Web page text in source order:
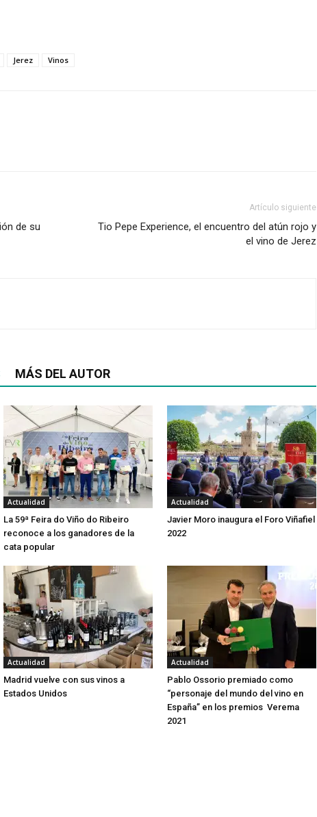
Jerez Vinos
de su
Artículo siguiente
Tio Pepe Experience, el encuentro del atún rojo y
el vino de Jerez
MÁS DEL AUTOR
Actualidad
La 59ª Feira do Viño do Ribeiro
reconoce a los ganadores de la
cata popular
Actualidad
Javier Moro inaugura el Foro Viñafiel
2022
Actualidad
Madrid vuelve con sus vinos a
Estados Unidos
Actualidad
Pablo Ossorio premiado como
“personaje del mundo del vino en
España” en los premios Verema
2021